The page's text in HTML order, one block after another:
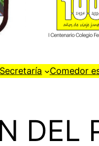
Secretaría Comedor
DEL